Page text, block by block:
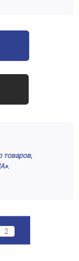
товаров,